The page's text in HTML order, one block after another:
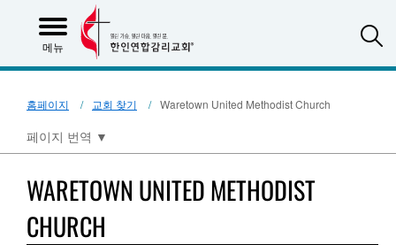
메뉴
홈페이지 교회 찾기 Waretown United Methodist Church
페이지 번역 ▼
WARETOWN UNITED METHODIST
CHURCH